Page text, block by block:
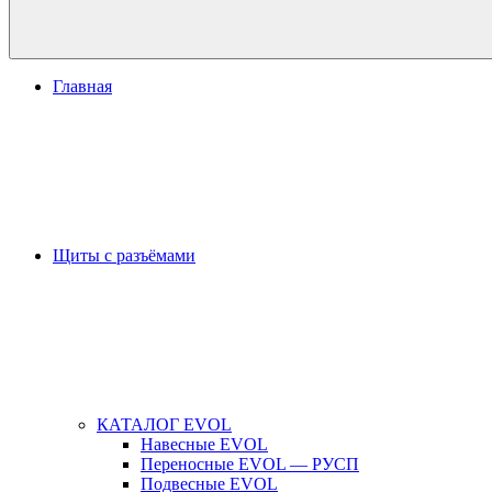
Главная
Щиты с разъёмами
КАТАЛОГ EVOL
Навесные EVOL
Переносные EVOL — РУСП
Подвесные EVOL